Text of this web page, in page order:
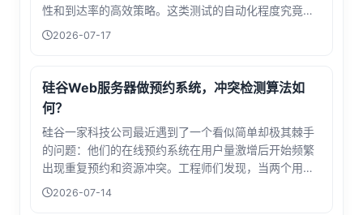
性和到达率的高效策略。这类测试的自动化程度究竟如
何呢？实际上，其自动化水平已经相当成熟。从邮件列
环节均可实现自动化处理。这不仅极大地解放了人力，
还确保了测试结果的准确与高效。
2026-07-17
硅谷Web服务器做预约系统，冲突检测算法如
何？
硅谷一家科技公司最近遇到了一个看似简单却极其棘手
的问题：他们的在线预约系统在用户量激增后开始频繁
出现重复预约和资源冲突。工程师们发现，当两个用户
在同一毫秒点击确认按钮时，系统竟会同时为两个请求
2026-07-14